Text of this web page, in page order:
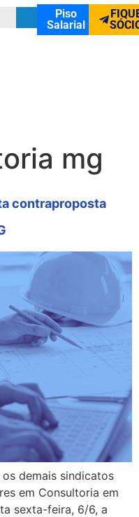
Piso
Salarial
mg
contraproposta
demais sindicatos
em Consultoria em
sexta-feira, 6/6, a